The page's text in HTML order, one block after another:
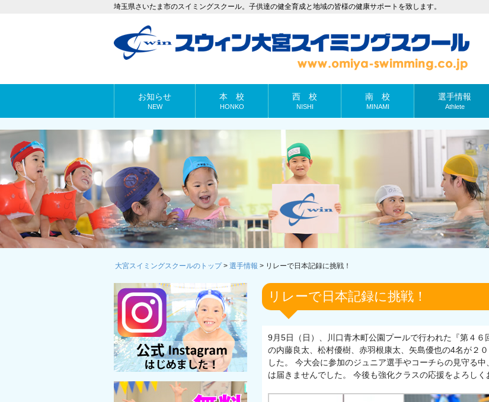
埼玉県さいたま市のスイミングスクール。子供達の健全育成と地域の皆様の健康サポートを致します。
お知らせ
NEW
本 校
HONKO
西 校
NISHI
南 校
MINAMI
選手情報
Athlete
大宮スイミングスクールのトップ> 選手情報 > リレーで日本記録に挑戦！
リレーで日本記録に挑戦！
9月5日（日）、川口青木町公園プールで行われた『第４
の内藤良太、松村優樹、赤羽根康太、矢島優也の4名が２
した。 今大会に参加のジュニア選手やコーチらの見守る
は届きませんでした。 今後も強化クラスの応援をよろしく